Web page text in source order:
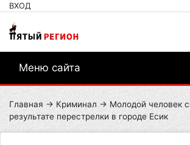
ВХОД
Меню сайта
Главная → Криминал → Молодой человек
результате перестрелки в городе Есик